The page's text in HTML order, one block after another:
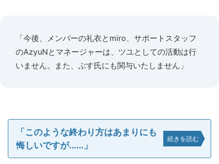
「今後、メンバーの礼衣とmiro、サポートスタッフ
のAzyuNとマネージャーは、ツユとしての活動は行
いません。また、ぶす氏にも関与いたしません」
「このような終わり方はあまりにも
悔しいですが......」
続きを読む